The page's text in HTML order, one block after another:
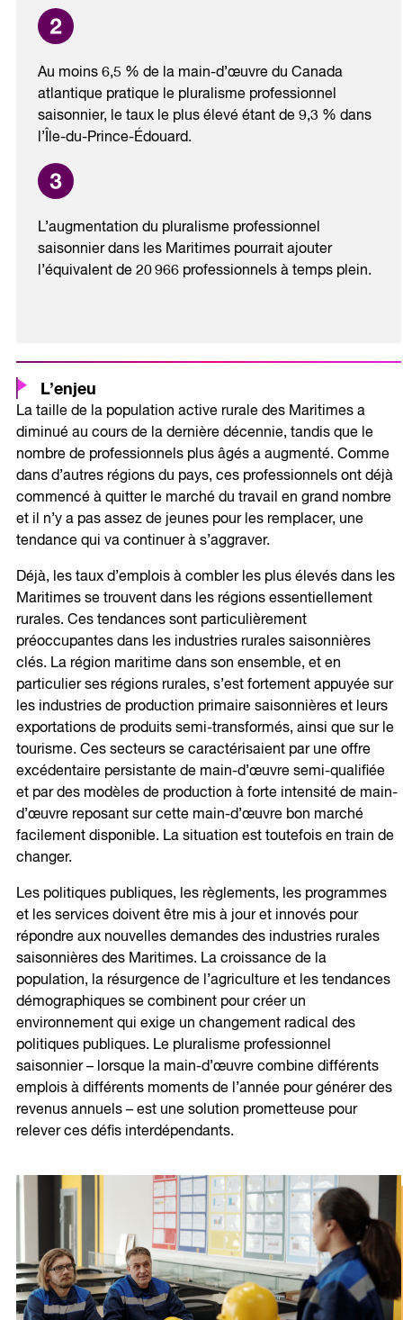
Au moins 6,5 % de la main-d’œuvre du Canada
atlantique pratique le pluralisme professionnel
saisonnier, le taux le plus élevé étant de 9,3 % dans
l’Île-du-Prince-Édouard.
L’augmentation du pluralisme professionnel
saisonnier dans les Maritimes pourrait ajouter
l’équivalent de 20 966 professionnels à temps plein.
L’enjeu
La taille de la population active rurale des Maritimes a
diminué au cours de la dernière décennie, tandis que le
nombre de professionnels plus âgés a augmenté. Comme
dans d’autres régions du pays, ces professionnels ont déjà
commencé à quitter le marché du travail en grand nombre
et il n’y a pas assez de jeunes pour les remplacer, une
tendance qui va continuer à s’aggraver.
Déjà, les taux d’emplois à combler les plus élevés dans les
Maritimes se trouvent dans les régions essentiellement
rurales. Ces tendances sont particulièrement
préoccupantes dans les industries rurales saisonnières
clés. La région maritime dans son ensemble, et en
particulier ses régions rurales, s’est fortement appuyée sur
les industries de production primaire saisonnières et leurs
exportations de produits semi-transformés, ainsi que sur le
tourisme. Ces secteurs se caractérisaient par une offre
excédentaire persistante de main-d’œuvre semi-qualifiée
et par des modèles de production à forte intensité de main-
d’œuvre reposant sur cette main-d’œuvre bon marché
facilement disponible. La situation est toutefois en train de
changer.
Les politiques publiques, les règlements, les programmes
et les services doivent être mis à jour et innovés pour
répondre aux nouvelles demandes des industries rurales
saisonnières des Maritimes. La croissance de la
population, la résurgence de l’agriculture et les tendances
démographiques se combinent pour créer un
environnement qui exige un changement radical des
politiques publiques. Le pluralisme professionnel
saisonnier – lorsque la main-d’œuvre combine différents
emplois à différents moments de l’année pour générer des
revenus annuels – est une solution prometteuse pour
relever ces défis interdépendants.